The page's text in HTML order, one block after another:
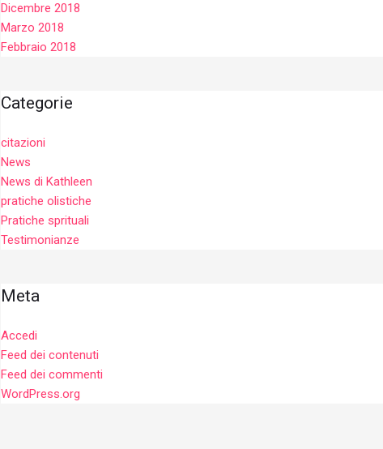
Dicembre 2018
Marzo 2018
Febbraio 2018
Categorie
citazioni
News
News di Kathleen
pratiche olistiche
Pratiche sprituali
Testimonianze
Meta
Accedi
Feed dei contenuti
Feed dei commenti
WordPress.org